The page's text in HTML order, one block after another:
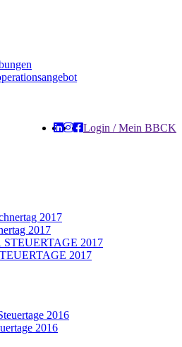
Login / Mein BBCK
2017
2017
2016